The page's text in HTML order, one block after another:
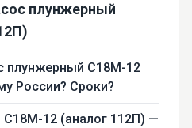
плунжерный
плунжерный С18М-12
России? Сроки?
12 (аналог 112П) —